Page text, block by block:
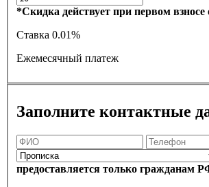
*Скидка действует при первом взносе
Ставка 0.01%
Ежемесячный платеж
Заполните контактные
предоставляется только гражданам